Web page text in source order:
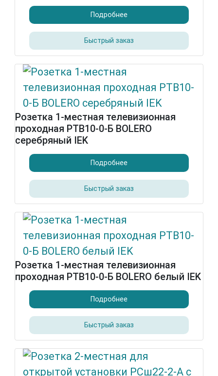
Подробнее
Быстрый заказ
Розетка 1-местная телевизионная
проходная РТВ10-0-Б BOLERO
серебряный IEK
Подробнее
Быстрый заказ
Розетка 1-местная телевизионная
проходная РТВ10-0-Б BOLERO белый IEK
Подробнее
Быстрый заказ